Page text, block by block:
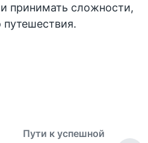
принимать сложности,
путешествия.
Пути к успешной